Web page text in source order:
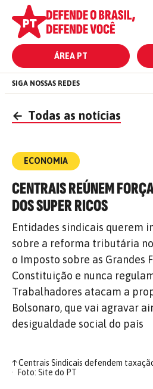
ÁREA PT
SIGA NOSSAS REDES
← Todas as notícias
ECONOMIA
CENTRAIS REÚNEM
DOS SUPER RICOS
Entidades sindicais querem
sobre a reforma tributária
o Imposto sobre as Grandes
Constituição e nunca
Trabalhadores atacam a
Bolsonaro, que vai agravar
desigualdade social do país
↑Centrais Sindicais defendem
Foto: Site do PT